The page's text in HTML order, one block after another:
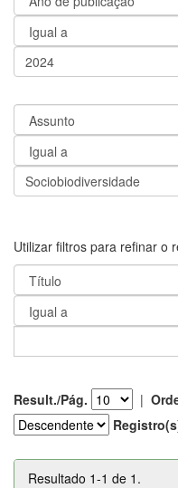
Utilizar filtros para refinar o
Result./Pág. |
Resultado 1-1 de 1.